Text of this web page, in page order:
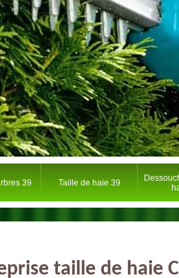
39 Taille de haie 39
taille de haie